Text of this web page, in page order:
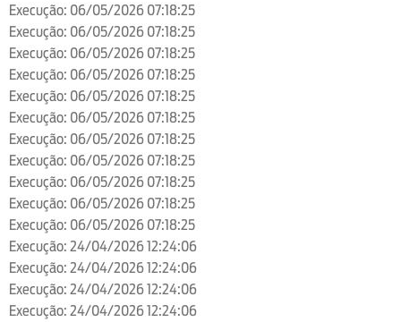
Execução: 06/05/2026 07:18:25
Execução: 06/05/2026 07:18:25
Execução: 06/05/2026 07:18:25
Execução: 06/05/2026 07:18:25
Execução: 06/05/2026 07:18:25
Execução: 06/05/2026 07:18:25
Execução: 06/05/2026 07:18:25
Execução: 06/05/2026 07:18:25
Execução: 06/05/2026 07:18:25
Execução: 06/05/2026 07:18:25
Execução: 06/05/2026 07:18:25
Execução: 24/04/2026 12:24:06
Execução: 24/04/2026 12:24:06
Execução: 24/04/2026 12:24:06
Execução: 24/04/2026 12:24:06